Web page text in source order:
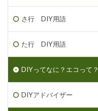
さ行 DIY用語
た行 DIY用語
DIYってなに？エコって？
DIYアドバイザー